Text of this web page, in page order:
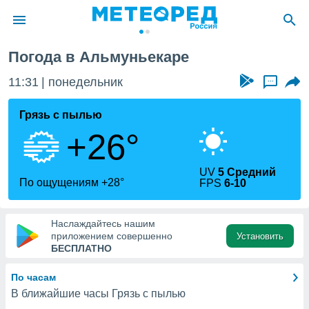
о
Вы можете
к этому
доступ
Погода в Альмуньекаре
11:31 понедельник ...
Грязь с пылью
+26°
По ощущениям +28°
UV5 Средний
FPS6-10
Наслаждайтесь нашим
приложением совершенно
БЕСПЛАТНО
Установить
По часам
В ближайшие часы Грязь с пылью